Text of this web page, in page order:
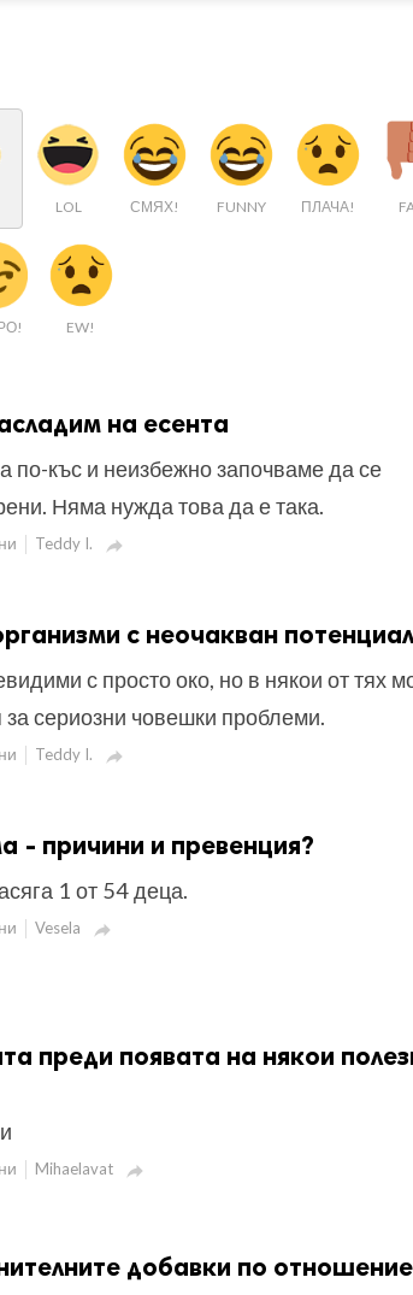
LOL СМЯХ! FUNNY ПЛАЧА!
EW!
на есента
по-къс и неизбежно започваме да се
Няма нужда това да е така.
Teddy I. 
с неочакван потенциал
с просто око, но в някои от тях
сериозни човешки проблеми.
Teddy I. 
- причини и превенция?
1 от 54 деца.
Vesela 
преди появата на някои
Mihaelavat 
добавки по